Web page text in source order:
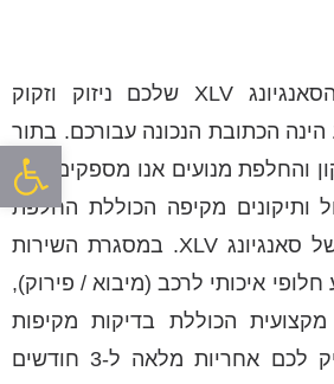
פתח
במידה ומנוע רכב הסאנגיונג XLV שלכם ניזוק וזקוק
הכתובת הנכונה עבורכם. בתור
והחלפת מנועים אנו מספקים לכם
ותיקונים מקיפה הכוללת החלפת
מנוע לכל המודלים של סאנגיונג XLV. במסגרת השירות
איכותי לרכב (מיבוא / פירוק),
הכוללת בדיקות מקיפות
לאחר ההתקנה ונעניק לכם אחריות מלאה ל-3 חודשים